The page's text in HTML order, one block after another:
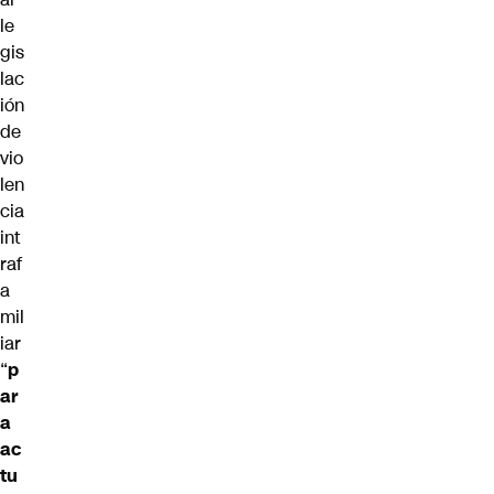
le
gis
lac
ión
de
vio
len
cia
int
raf
a
mil
iar
“p
ar
a
ac
tu